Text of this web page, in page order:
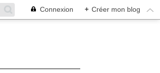
Connexion + Créer mon blog